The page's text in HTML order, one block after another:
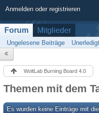
Anmelden oder registrieren
Forum Mitglieder
Ungelesene Beiträge
WoltLab Burning Board 4.0
Themen mit dem
Es wurden keine Einträge mit